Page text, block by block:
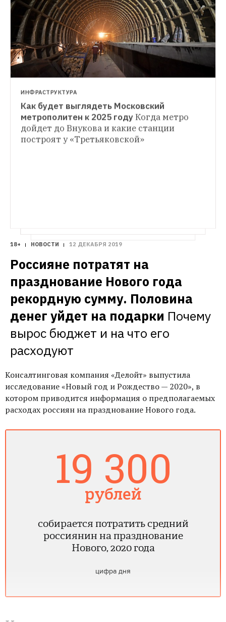
ГИД THE VILLAGE
Где в Москве кататься на коньках, лыжах
работать даже при нулевой температуре
ИНФРАСТРУКТУРА
Как будет выглядеть Московский
метрополитен к 2025 году Когда метро
дойдет до Внукова и какие станции
построят у «Третьяковской»
18+ НОВОСТИ 12 ДЕКАБРЯ 2019
Россияне потратят на
празднование Нового года
рекордную сумму. Половина
денег уйдет на подарки Почему
вырос бюджет и на что его
расходуют
Консалтинговая компания «Делойт» выпустила
исследование «Новый год и Рождество — 2020», в
котором приводится информация о предполагаемых
расходах россиян на празднование Нового года.
19 300
рублей
собирается потратить средний
россиянин на празднование
Нового, 2020 года
цифра дня